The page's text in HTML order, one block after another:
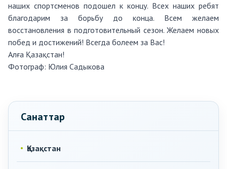
наших спортсменов подошел к концу. Всех наших ребят
благодарим за борьбу до конца. Всем желаем
восстановления в подготовительный сезон. Желаем новых
побед и достижений! Всегда болеем за Вас!
Алға Қазақстан!
Фотограф: Юлия Садыкова
Санаттар
Қазақстан